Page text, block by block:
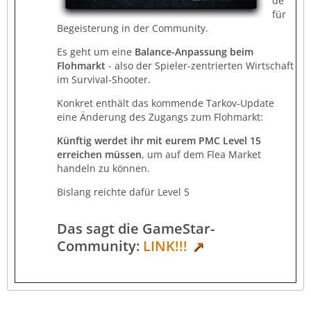
für
Begeisterung in der Community.
Es geht um eine Balance-Anpassung beim
Flohmarkt - also der Spieler-zentrierten Wirtschaft
im Survival-Shooter.
Konkret enthält das kommende Tarkov-Update
eine Änderung des Zugangs zum Flohmarkt:
Künftig werdet ihr mit eurem PMC Level 15
erreichen müssen, um auf dem Flea Market
handeln zu können.
Bislang reichte dafür Level 5
Das sagt die GameStar-
Community: LINK!!!